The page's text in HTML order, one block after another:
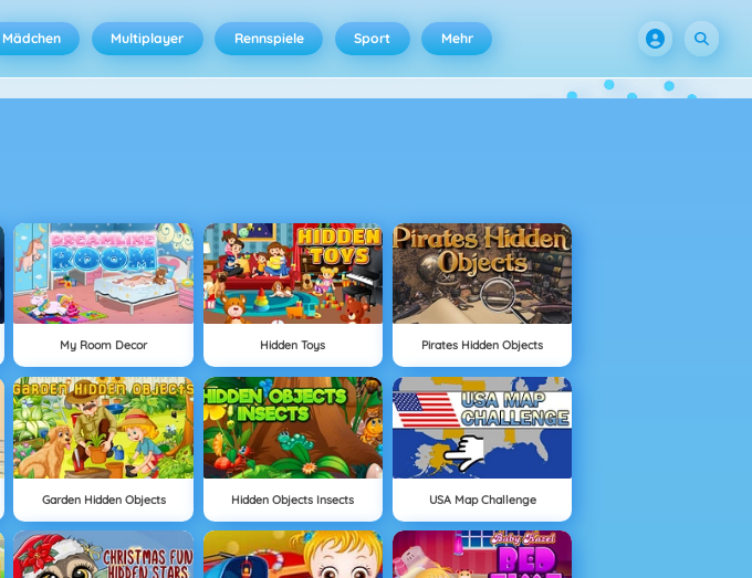
Mädchen Multiplayer Rennspiele Sport Mehr
My Room Decor Hidden Toys Pirates Hidden Objects
Garden Hidden Objects Hidden Objects Insects USA Map Challenge